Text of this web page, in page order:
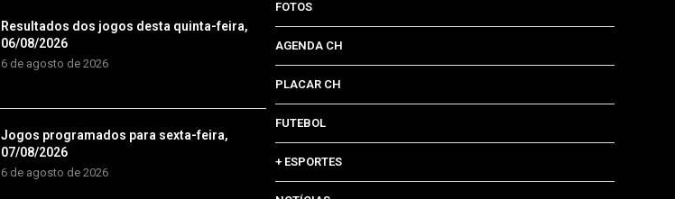
Resultados dos jogos desta quinta-feira,
06/08/2026
6 de agosto de 2026
Jogos programados para sexta-feira,
07/08/2026
6 de agosto de 2026
FOTOS
AGENDA CH
PLACAR CH
FUTEBOL
+ ESPORTES